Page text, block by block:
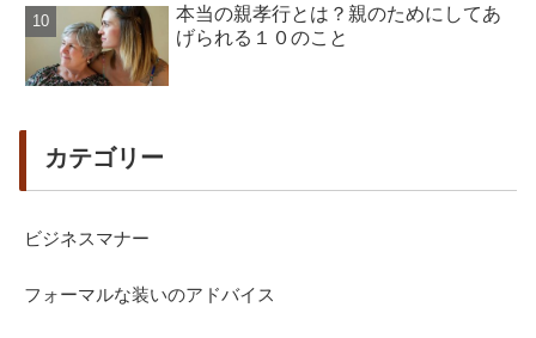
本当の親孝行とは？親のためにしてあ
げられる１０のこと
カテゴリー
ビジネスマナー
フォーマルな装いのアドバイス